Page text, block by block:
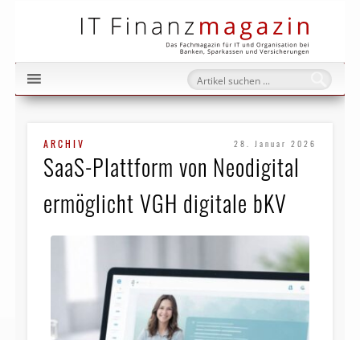
ARCHIV 28. Januar 2026
SaaS-Plattform von Neodigital
ermöglicht VGH digitale bKV